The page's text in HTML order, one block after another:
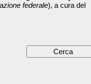
federale), a cura del